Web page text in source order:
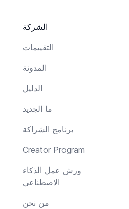
الشركة
التقييمات
المدونة
الدليل
ما الجديد
برنامج الشراكة
Creator Program
ورش عمل الذكاء
الاصطناعي
من نحن